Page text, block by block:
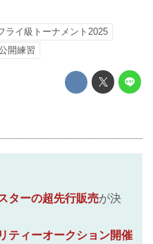
ライ級トーナメント2025
開練習
ターの超先行販売が決
ティーオークション開催